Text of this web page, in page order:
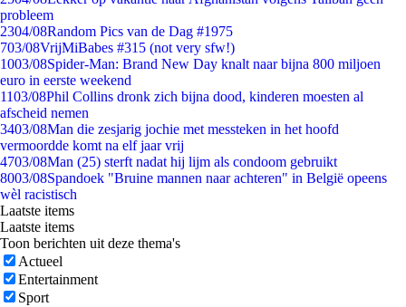
probleem
2304/08Random Pics van de Dag #1975
703/08VrijMiBabes #315 (not very sfw!)
1003/08Spider-Man: Brand New Day knalt naar bijna 800 miljoen
euro in eerste weekend
1103/08Phil Collins dronk zich bijna dood, kinderen moesten al
afscheid nemen
3403/08Man die zesjarig jochie met messteken in het hoofd
vermoordde komt na elf jaar vrij
4703/08Man (25) sterft nadat hij lijm als condoom gebruikt
8003/08Spandoek "Bruine mannen naar achteren" in België opeens
wèl racistisch
Laatste items
Laatste items
Toon berichten uit deze thema's
Actueel
Entertainment
Sport